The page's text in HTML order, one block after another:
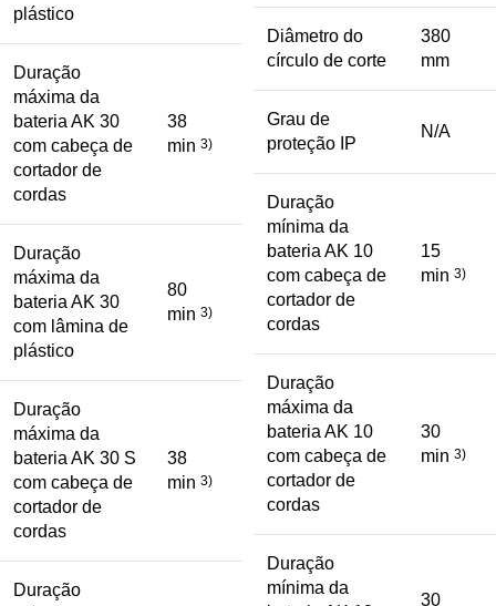
plástico
Duração
máxima da
bateria AK 30
com cabeça de
cortador de
cordas
38
min 3)
Duração
máxima da
bateria AK 30
com lâmina de
plástico
80
min 3)
Duração
máxima da
bateria AK 30 S
com cabeça de
cortador de
cordas
38
min 3)
Duração
Diâmetro do
círculo de corte
380
mm
Grau de
proteção IP
N/A
Duração
mínima da
bateria AK 10
com cabeça de
cortador de
cordas
15
min 3)
Duração
máxima da
bateria AK 10
com cabeça de
cortador de
cordas
30
min 3)
Duração
mínima da
30